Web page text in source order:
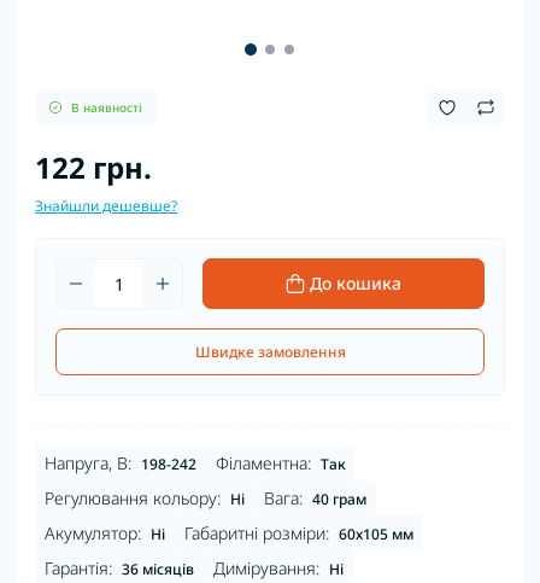
В наявності
122 грн.
Знайшли дешевше?
До кошика
Швидке замовлення
Напруга, В: 198-242 Філаментна: Так
Регулювання кольору: Ні Вага: 40 грам
Акумулятор: Ні Габаритні розміри: 60х105 мм
Гарантія: 36 місяців Димірування: Ні